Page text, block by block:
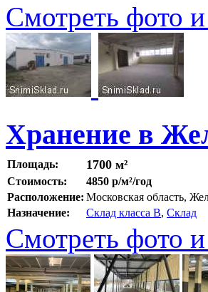
Смотреть фото
Хранение в
Площадь: 1700 м²
Стоимость:
4850 р/м²/год
Расположение: Московская область,
Назначение:
Склад класса B, Склад
Смотреть фото